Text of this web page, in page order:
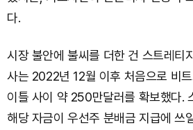
다.
시장 불안에 불씨를 더한 건 스트레티
사는 2022년 12월 이후 처음으로 비
이틀 사이 약 250만달러를 확보했다.
해당 자금이 우선주 분배금 지급에 쓰